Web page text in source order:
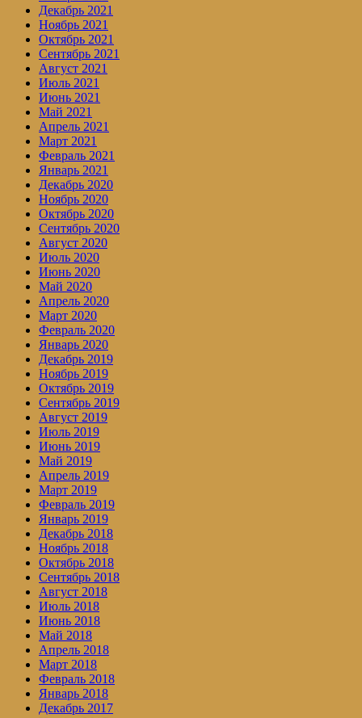
Декабрь 2021
Ноябрь 2021
Октябрь 2021
Сентябрь 2021
Август 2021
Июль 2021
Июнь 2021
Май 2021
Апрель 2021
Март 2021
Февраль 2021
Январь 2021
Декабрь 2020
Ноябрь 2020
Октябрь 2020
Сентябрь 2020
Август 2020
Июль 2020
Июнь 2020
Май 2020
Апрель 2020
Март 2020
Февраль 2020
Январь 2020
Декабрь 2019
Ноябрь 2019
Октябрь 2019
Сентябрь 2019
Август 2019
Июль 2019
Июнь 2019
Май 2019
Апрель 2019
Март 2019
Февраль 2019
Январь 2019
Декабрь 2018
Ноябрь 2018
Октябрь 2018
Сентябрь 2018
Август 2018
Июль 2018
Июнь 2018
Май 2018
Апрель 2018
Март 2018
Февраль 2018
Январь 2018
Декабрь 2017